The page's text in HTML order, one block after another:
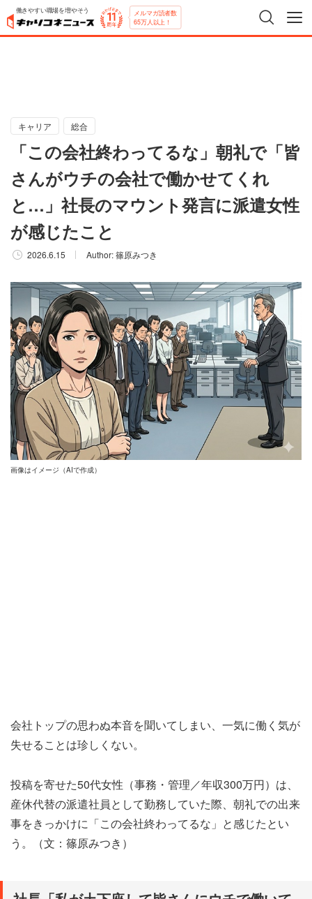
働きやすい職場を増やそう メルマガ読者数
65万人以上！
キャリア 総合
「この会社終わってるな」朝礼で「皆
さんがウチの会社で働かせてくれ
と…」社長のマウント発言に派遣女性
が感じたこと
2026.6.15 Author:篠原みつき
画像はイメージ（AIで作成）
会社トップの思わぬ本音を聞いてしまい、一気に働く気が
失せることは珍しくない。
投稿を寄せた50代女性（事務・管理／年収300万円）は、
産休代替の派遣社員として勤務していた際、朝礼での出来
事をきっかけに「この会社終わってるな」と感じたとい
う。（文：篠原みつき）